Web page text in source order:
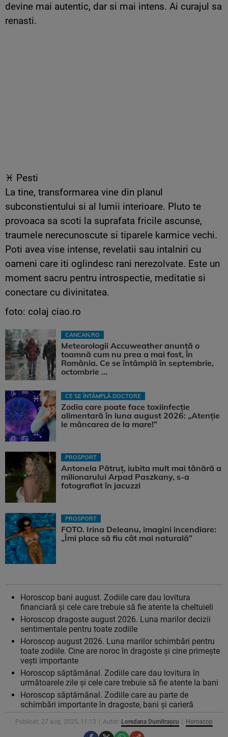
devine mai autentic, dar si mai intens. Ai curajul sa
renasti.
♓ Pesti
La tine, transformarea vine din planul
subconstientului si al lumii interioare. Pluto te
provoaca sa scoti la suprafata fricile ascunse,
traumele nerecunoscute si tiparele karmice vechi.
Poti avea vise intense, revelatii sau intalniri cu
oameni care iti oglindesc rani nerezolvate. Este un
moment sacru pentru introspectie, meditatie si
conectare cu divinitatea.
foto: colaj ciao.ro
CANCAN.RO
Meteorologii Accuweather anunță o
toamnă cum nu prea a mai fost, în
România. Ce se întâmplă în septembrie,
octombrie ...
CE SE ÎNTÂMPLĂ DOCTORE
Zodia care poate face toxiinfecție
alimentară în luna august 2026: „Atenție
le mâncarea de la mare!”
PROSPORT
Antonela Pătruț, iubita mult mai tânără a
milionarului Arpad Paszkany, s-a
fotografiat în jacuzzi
PROSPORT
FOTO. Irina Deleanu, imagini incendiare:
„Îmi place să fiu cât mai naturală”
Horoscop bani august. Zodiile care dau lovitura
financiară și cele care trebuie să fie atente la cheltuieli
Horoscop dragoste august 2026. Luna marilor decizii
sentimentale pentru toate zodiile
Horoscop august 2026. Luna marilor schimbări pentru
toate zodiile. Cine are noroc în dragoste și cine primește
vești importante
Horoscop săptămânal. Zodiile care dau lovitura în
următoarele zile și cele care trebuie să fie atente la bani
Horoscop săptămânal. Zodiile care au parte de
schimbări importante în dragoste, bani și carieră
Publicat: 27 aug. 2025, 11:13 Autor: Loredana Dumitrașcu Horoscop